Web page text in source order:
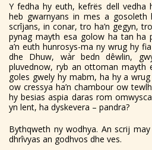
Y fedha hy euth, kefrës dell vedha
heb gwarnyans in mes a gosoleth
scrîjans, in conar, tro ha’n gegyn,
pynag mayth esa golow ha tan ha
a’n euth hunrosys-ma ny wrug hy
dhe Dhuw, wàr bedn dêwlin,
pluvednow, ryb an ottoman mayth
goles gwely hy mabm, ha hy a
ow cressya ha’n chambour ow
hy besias aspia daras rom
yn lent, ha dyskevera – pandra?
Bythqweth ny wodhya. An scrij
dhrîvyas an godhvos dhe ves.